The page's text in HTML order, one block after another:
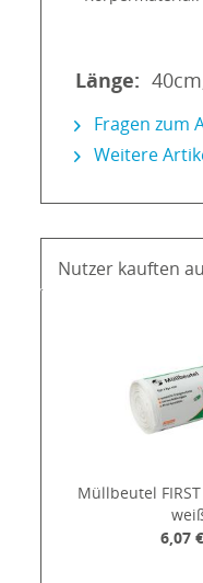
Länge:
Fragen zum
Weitere
Nutzer kauften
Müllbeutel
6,07